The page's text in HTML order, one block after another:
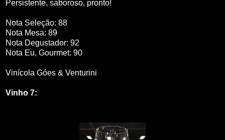
Persistente, saboroso, pronto!
Nota Seleção: 88
Nota Mesa: 89
Nota Degustador: 92
Nota Eu, Gourmet: 90
Vinícola Góes & Venturini
Vinho 7: